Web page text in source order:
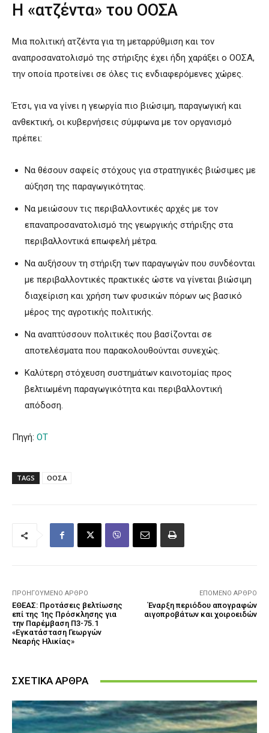
Η «ατζέντα» του ΟΟΣΑ
Μια πολιτική ατζέντα για τη μεταρρύθμιση και τον
αναπροσανατολισμό της στήριξης έχει ήδη χαράξει ο ΟΟΣΑ,
την οποία προτείνει σε όλες τις ενδιαφερόμενες χώρες.
Έτσι, για να γίνει η γεωργία πιο βιώσιμη, παραγωγική και
ανθεκτική, οι κυβερνήσεις σύμφωνα με τον οργανισμό
πρέπει:
Να θέσουν σαφείς στόχους για στρατηγικές βιώσιμες με
αύξηση της παραγωγικότητας.
Να μειώσουν τις περιβαλλοντικές αρχές με τον
επαναπροσανατολισμό της γεωργικής στήριξης στα
περιβαλλοντικά επωφελή μέτρα.
Να αυξήσουν τη στήριξη των παραγωγών που συνδέονται
με περιβαλλοντικές πρακτικές ώστε να γίνεται βιώσιμη
διαχείριση και χρήση των φυσικών πόρων ως βασικό
μέρος της αγροτικής πολιτικής.
Να αναπτύσσουν πολιτικές που βασίζονται σε
αποτελέσματα που παρακολουθούνται συνεχώς.
Καλύτερη στόχευση συστημάτων καινοτομίας προς
βελτιωμένη παραγωγικότητα και περιβαλλοντική
απόδοση.
Πηγή: ΟΤ
TAGS ΟΟΣΑ
ΠΡΟΗΓΟΎΜΕΝΟ ΆΡΘΡΟ
ΕΘΕΑΣ: Προτάσεις βελτίωσης
επί της 1ης Πρόσκλησης για
την Παρέμβαση Π3-75.1
«Εγκατάσταση Γεωργών
Νεαρής Ηλικίας»
ΕΠΌΜΕΝΟ ΆΡΘΡΟ
Έναρξη περιόδου απογραφών
αιγοπροβάτων και χοιροειδών
ΣΧΕΤΙΚΑ ΑΡΘΡΑ